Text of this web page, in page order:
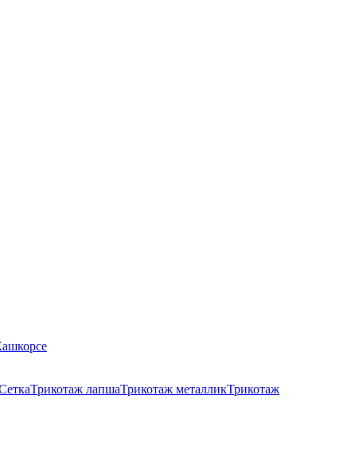
Трикотаж лапшаТрикотаж металликТрикотаж